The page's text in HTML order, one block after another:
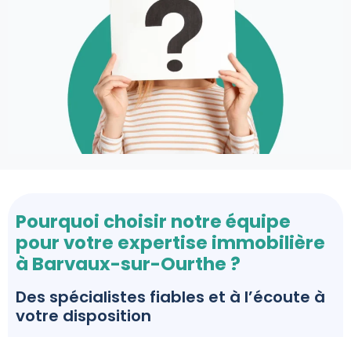
Pourquoi choisir notre équipe
pour votre expertise immobilière
à Barvaux-sur-Ourthe ?
Des spécialistes fiables et à l’écoute à
votre disposition